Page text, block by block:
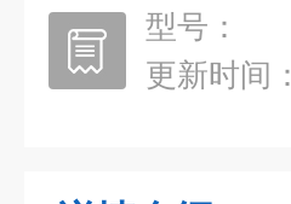
型号：
更新时间：